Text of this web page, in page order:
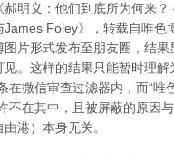
郝明义：他们到底所为何来？
James Foley》，转载自唯色
图片形式发布至朋友圈，结果
见。这样的结果只能暂时理解
在微信审查过滤器内，而“唯
不在其中，且被屏蔽的原因
由港）本身无关。